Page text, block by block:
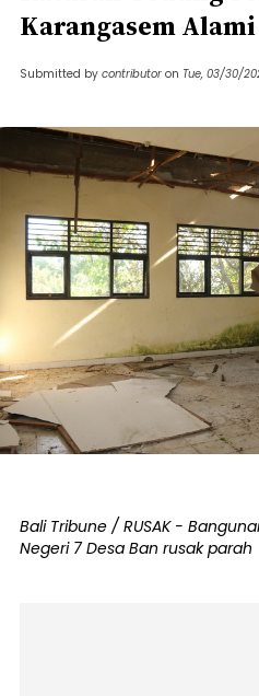
Karangasem
Submitted by contributor on Tue, 03/30/
Bali Tribune / RUSAK -
Negeri 7 Desa Ban rusak parah